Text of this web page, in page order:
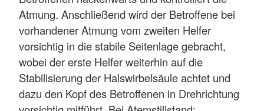
Atmung. Anschließend wird der Betroffene bei
vorhandener Atmung vom zweiten Helfer
vorsichtig in die stabile Seitenlage gebracht,
wobei der erste Helfer weiterhin auf die
Stabilisierung der Halswirbelsäule achtet und
dazu den Kopf des Betroffenen in Drehrichtung